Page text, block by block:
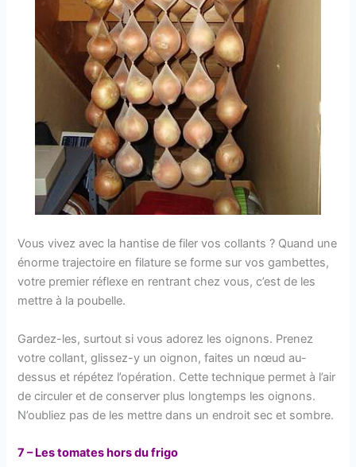
Vous vivez avec la hantise de filer vos collants ? Quand une
énorme trajectoire en filature se forme sur vos gambettes,
votre premier réflexe en rentrant chez vous, c’est de les
mettre à la poubelle.
Gardez-les, surtout si vous adorez les oignons. Prenez
votre collant, glissez-y un oignon, faites un nœud au-
dessus et répétez l’opération. Cette technique permet à l’air
de circuler et de conserver plus longtemps les oignons.
N’oubliez pas de les mettre dans un endroit sec et sombre.
7 – Les tomates hors du frigo